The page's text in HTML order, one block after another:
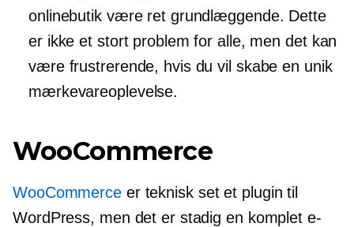
onlinebutik være ret grundlæggende. Dette
er ikke et stort problem for alle, men det kan
være frustrerende, hvis du vil skabe en unik
mærkevareoplevelse.
WooCommerce
WooCommerceer teknisk set et plugin til
WordPress, men det er stadig en komplet e-